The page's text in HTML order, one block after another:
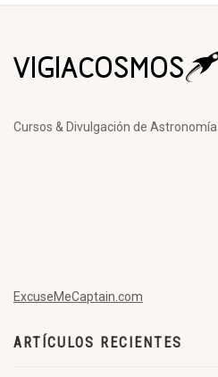
Cursos & Divulgación de Astronomía
ExcuseMeCaptain.com
ARTÍCULOS RECIENTES